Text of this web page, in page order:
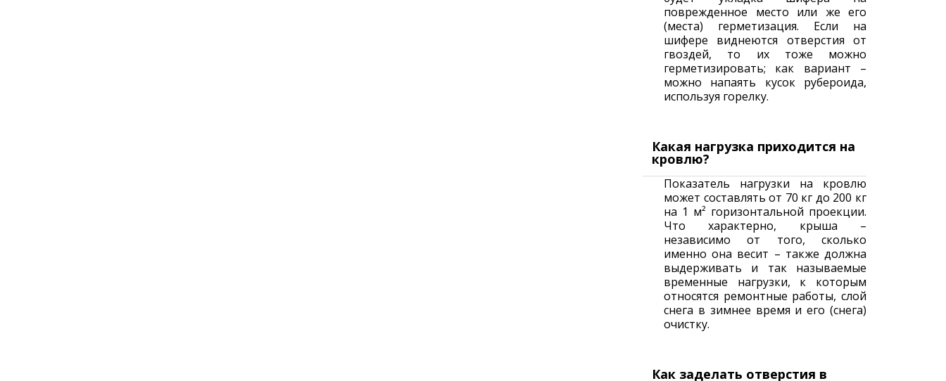
поврежденное место или же его
(места) герметизация. Если на
шифере виднеются отверстия от
гвоздей, то их тоже можно
герметизировать; как вариант –
можно напаять кусок рубероида,
используя горелку.
Какая нагрузка приходится на
кровлю?
Показатель нагрузки на кровлю
может составлять от 70 кг до 200 кг
на 1 м² горизонтальной проекции.
Что характерно, крыша –
независимо от того, сколько
именно она весит – также должна
выдерживать и так называемые
временные нагрузки, к которым
относятся ремонтные работы, слой
снега в зимнее время и его (снега)
очистку.
Как заделать отверстия в